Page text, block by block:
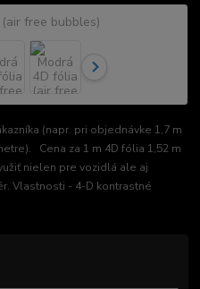
(napr. pri objednávke 1,7 m
Cena za 1 m 4D fólia 1,52 m
nielen pre vozidlá ale aj
Vlastnosti - 4-D kontrastné